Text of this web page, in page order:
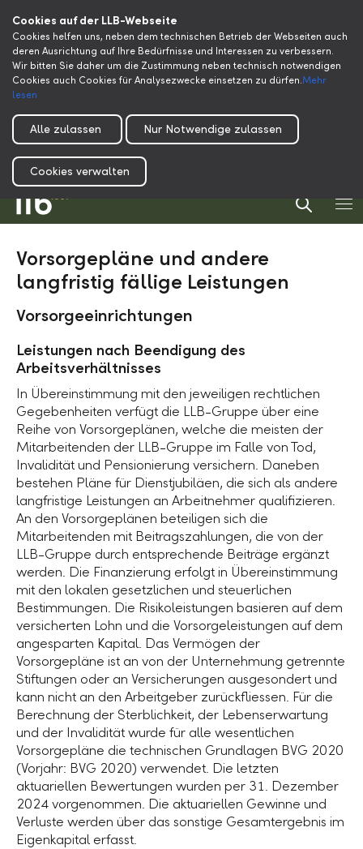
Cookies auf der LLB-Webseite
Cookies helfen uns, neben dem technischen Betrieb der Webseiten auch
deren Ausrichtung auf Ihre Bedürfnisse und Interessen zu verbessern.
Wir bitten Sie daher um die Zustimmung neben technisch notwendigen
Cookies auch Cookies für Analysezwecke einsetzen zu dürfen.Mehr
lesen
Alle zulassen Nur Notwendige zulassen
Cookies verwalten
Vorsorgepläne und andere
langfristig fällige Leistungen
Vorsorgeeinrichtungen
Leistungen nach Beendigung des
Arbeitsverhältnisses
In Übereinstimmung mit den jeweiligen rechtlichen
Gegebenheiten verfügt die LLB-Gruppe über eine
Reihe von Vorsorgeplänen, welche die meisten der
Mitarbeitenden der LLB-Gruppe im Falle von Tod,
Invalidität und Pensionierung versichern. Daneben
bestehen Pläne für Dienstjubiläen, die sich als andere
langfristige Leistungen an Arbeitnehmer qualifizieren.
An den Vorsorgeplänen beteiligen sich die
Mitarbeitenden mit Beitragszahlungen, die von der
LLB-Gruppe durch entsprechende Beiträge ergänzt
werden. Die Finanzierung erfolgt in Übereinstimmung
mit den lokalen gesetzlichen und steuerlichen
Bestimmungen. Die Risikoleistungen basieren auf dem
versicherten Lohn und die Vorsorgeleistungen auf dem
angesparten Kapital. Das Vermögen der
Vorsorgepläne ist an von der Unternehmung getrennte
Stiftungen oder an Versicherungen ausgesondert und
kann nicht an den Arbeitgeber zurückfliessen. Für die
Berechnung der Sterblichkeit, der Lebenserwartung
und der Invalidität wurde für alle wesentlichen
Vorsorgepläne die technischen Grundlagen BVG 2020
(Vorjahr: BVG 2020) verwendet. Die letzten
aktuariellen Bewertungen wurden per 31. Dezember
2024 vorgenommen. Die aktuariellen Gewinne und
Verluste werden über das sonstige Gesamtergebnis im
Eigenkapital erfasst.